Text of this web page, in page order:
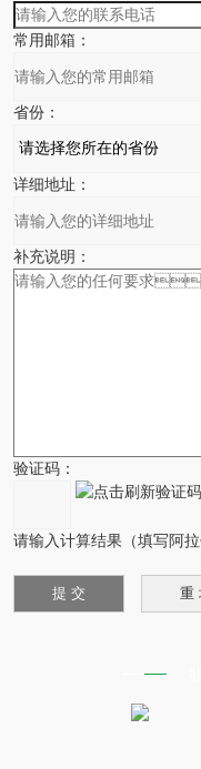
常用邮箱：
省份：
详细地址：
补充说明：
验证码：
请输入计算结果（填写阿拉伯数